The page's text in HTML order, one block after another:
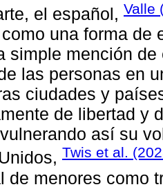
el español, Valle
una forma de
simple mención
las personas en
ciudades y
de libertad y
así su
Twis et al.
de menores como